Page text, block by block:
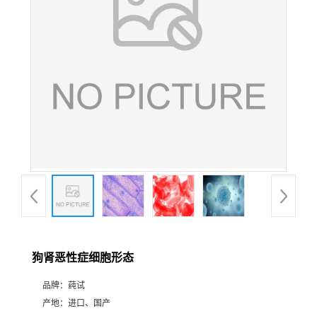
狗肾恶性症细胞形态
品牌： 莼试
产地： 进口、国产